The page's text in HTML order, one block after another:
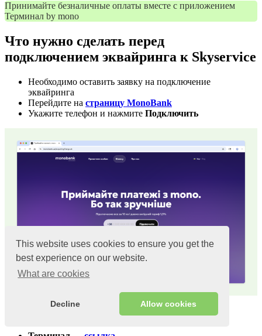
This website uses cookies to ensure you get the
best experience on our website.
What are cookies
Decline Allow cookies
Принимайте безналичные оплаты вместе с приложением
Терминал by mono
Что нужно сделать перед
подключением эквайринга к Skyservice
Необходимо оставить заявку на подключение
эквайринга
Перейдите на страницу MonoBank
Укажите телефон и нажмите Подключить